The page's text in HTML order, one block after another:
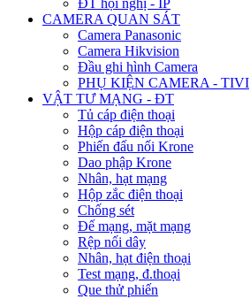
CAMERA QUAN SÁT
Camera Panasonic
Camera Hikvision
Đầu ghi hình Camera
PHỤ KIỆN CAMERA - TIVI
VẬT TƯ MẠNG - ĐT
Tủ cáp điện thoại
Hộp cáp điện thoại
Phiến đấu nối Krone
Dao phập Krone
Nhân, hạt mạng
Hộp zắc điện thoại
Chống sét
Đế mạng, mặt mạng
Rệp nối dây
Nhân, hạt điện thoại
Test mạng, đ.thoại
Que thử phiến